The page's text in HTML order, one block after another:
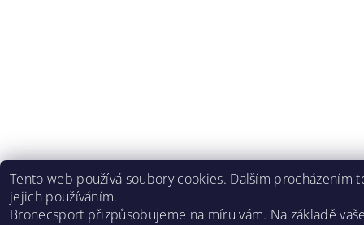
Tento web používá soubory cookies. Dalším procházením
jejich používáním.
Bronecsport přizpůsobujeme na míru vám. Na základě